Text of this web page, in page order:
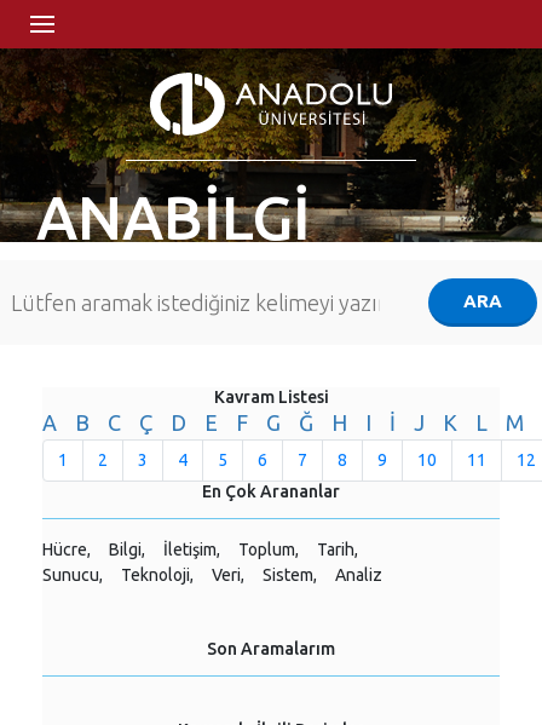
ANABİLGİ
Kavram Listesi
A B C Ç D E F G Ğ H I İ J K L M
1 2 3 4 5 6 7 8 9 10 11
12
En Çok Arananlar
Hücre, Bilgi, İletişim, Toplum,
Tarih,
Sunucu,
Teknoloji, Veri, Sistem, Analiz
Son Aramalarım